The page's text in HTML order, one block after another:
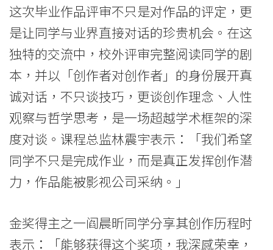
消
息
国
际
学
院
香
这次毕业作品评审不只是对作品的评定，更
是让同学与业界直接对话的珍贵机会。在这
独特的交流中，校外评审完整阅读同学的剧
本，并以「创作者对创作者」的身份展开真
诚对话，不只谈技巧，更谈创作理念、人性
观察与哲学思考，是一场超越学术框架的深
度对谈。课程总监林震宇表示：「我们希望
同学不只是完成作业，而是真正发挥创作潜
力，作品能被影视公司采纳。」
金奖得主之一阎晨昕同学分享其创作历程时
表示：「能够获得这个奖项，我深感荣幸，